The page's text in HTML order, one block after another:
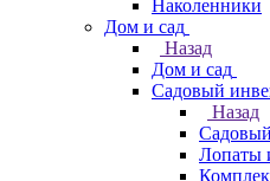
Наколенники
Дом и сад
Назад
Дом и сад
Садовый
Назад
Лопаты